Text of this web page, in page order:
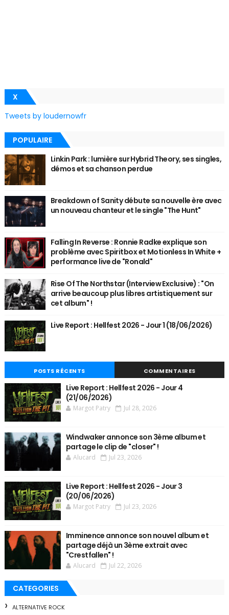
X
Tweets by loudernowfr
POPULAIRE
Linkin Park : lumière sur Hybrid Theory, ses singles,
démos et sa chanson perdue
Breakdown of Sanity débute sa nouvelle ère avec
un nouveau chanteur et le single "The Hunt"
Falling In Reverse : Ronnie Radke explique son
problème avec Spiritbox et Motionless In White +
performance live de "Ronald"
Rise Of The Northstar (Interview Exclusive) : "On
arrive beaucoup plus libres artistiquement sur
cet album" !
Live Report : Hellfest 2026 - Jour 1 (18/06/2026)
POSTS RÉCENTS COMMENTAIRES
Live Report : Hellfest 2026 - Jour 4
(21/06/2026)
Margot Patry Jul 28, 2026
Windwaker annonce son 3ème album et
partage le clip de "closer" !
Alucard Jul 23, 2026
Live Report : Hellfest 2026 - Jour 3
(20/06/2026)
Margot Patry Jul 23, 2026
Imminence annonce son nouvel album et
partage déjà un 3ème extrait avec
"Crestfallen" !
Alucard Jul 22, 2026
CATEGORIES
ALTERNATIVE ROCK